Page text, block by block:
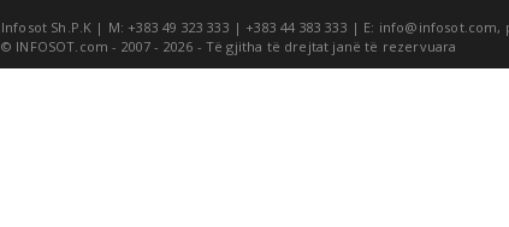
Infosot Sh.P.K | M: +383 49 323 333 | +383 44 383 333 | E: info@infosot.com,
© INFOSOT.com - 2007 - 2026 - Të gjitha të drejtat janë të rezervuara